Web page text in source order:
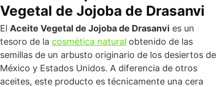
Vegetal de Jojoba de Drasanvi
El Aceite Vegetal de Jojoba de Drasanvi es un
tesoro de la cosmética natural obtenido de las
semillas de un arbusto originario de los desiertos de
México y Estados Unidos. A diferencia de otros
aceites, este producto es técnicamente una cera